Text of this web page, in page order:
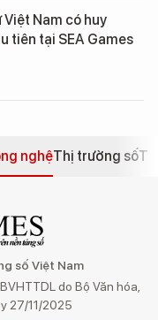
Nam có huy
tiên tại SEA Games
nghệThị trường số
số Việt Nam
do Bộ Văn hóa,
27/11/2025